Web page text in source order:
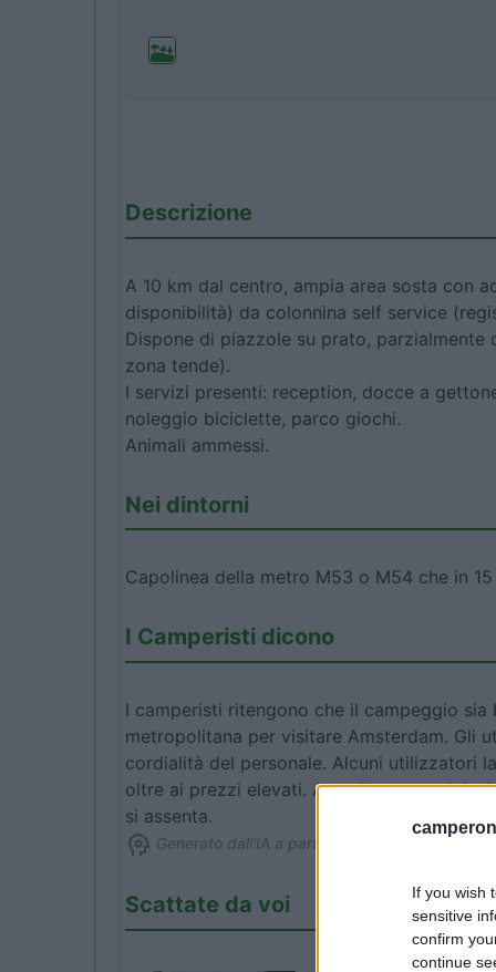
If you wish
sensitive
confirm
continue
Descrizione
A 10 km dal centro, ampia area sosta con
disponibilità) da colonnina self service
Dispone di piazzole su prato,
zona tende).
I servizi presenti: reception, docce a
noleggio biciclette, parco giochi.
Animali ammessi.
Nei dintorni
Capolinea della metro M53 o M54 che in
I Camperisti dicono
I camperisti ritengono che il campeggio
metropolitana per visitare Amsterdam. Gli
cordialità del personale. Alcuni utilizzatori
oltre ai prezzi elevati. Alcuni hanno
si assenta.
Generato dall'IA a partire dal testo delle
Scattate da voi